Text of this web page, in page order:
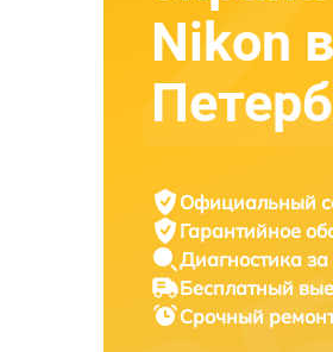
Nikon
Официальный
Гарантийное
Диагностика за
Бесплатный
Срочный